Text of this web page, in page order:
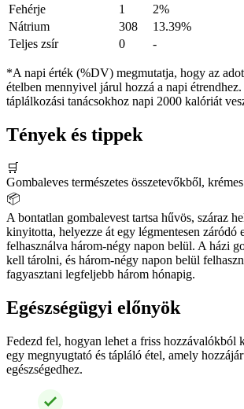
Fehérje
1
2%
Nátrium
308
13.39%
Teljes zsír
0 -
*A napi érték (%DV) megmutatja, hogy az
ételben mennyivel járul hozzá a napi
táplálkozási tanácsokhoz napi 2000 kalóriát
Tények és tippek
🛒
Gombaleves természetes összetevőkből,
📦
A bontatlan gombalevest tartsa hűvös, száraz
kinyitotta, helyezze át egy légmentesen záródó
felhasználva három-négy napon belül. A házi
kell tárolni, és három-négy napon belül
fagyasztani legfeljebb három hónapig.
Egészségügyi előnyök
Fedezd fel, hogyan lehet a friss hozzávalókból
egy megnyugtató és tápláló étel, amely
egészségedhez.